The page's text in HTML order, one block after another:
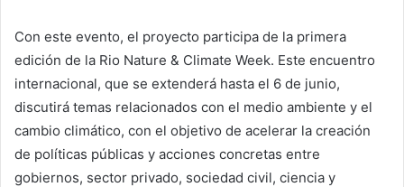
Con este evento, el proyecto participa de la primera
edición de la Rio Nature & Climate Week. Este encuentro
internacional, que se extenderá hasta el 6 de junio,
discutirá temas relacionados con el medio ambiente y el
cambio climático, con el objetivo de acelerar la creación
de políticas públicas y acciones concretas entre
gobiernos, sector privado, sociedad civil, ciencia y